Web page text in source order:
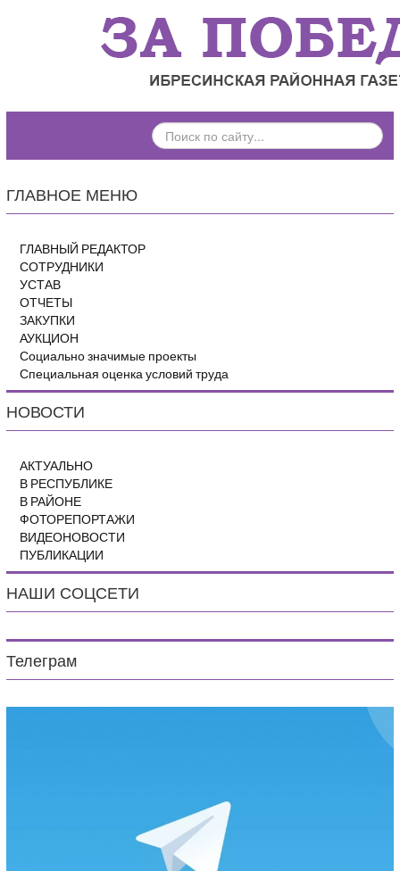
ПОИСК
ПО
ГЛАВНОЕ МЕНЮ
ГЛАВНЫЙ РЕДАКТОР
СОТРУДНИКИ
УСТАВ
ОТЧЕТЫ
ЗАКУПКИ
АУКЦИОН
Социально значимые проекты
Специальная оценка условий труда
НОВОСТИ
АКТУАЛЬНО
В РЕСПУБЛИКЕ
В РАЙОНЕ
ФОТОРЕПОРТАЖИ
ВИДЕОНОВОСТИ
ПУБЛИКАЦИИ
НАШИ СОЦСЕТИ
Телеграм